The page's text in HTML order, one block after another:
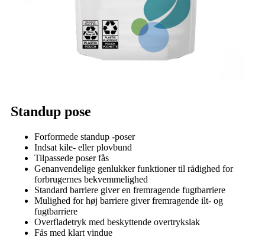
Standup pose
Forformede standup -poser
Indsat kile- eller plovbund
Tilpassede poser fås
Genanvendelige genlukker funktioner til rådighed for
forbrugernes bekvemmelighed
Standard barriere giver en fremragende fugtbarriere
Mulighed for høj barriere giver fremragende ilt- og
fugtbarriere
Overfladetryk med beskyttende overtrykslak
Fås med klart vindue